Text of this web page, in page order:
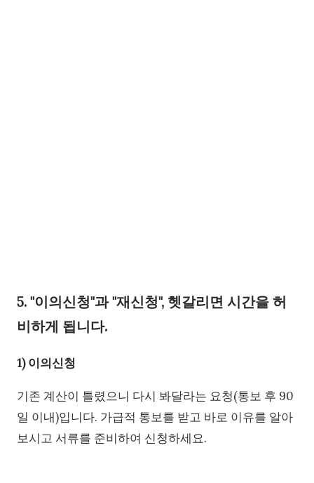
5. "이의신청"과 "재신청", 헷갈리면 시간을 허
비하게 됩니다.
1) 이의신청
기존 계산이 틀렸으니 다시 봐달라는 요청(통보 후 90
일 이내)입니다. 가급적 통보를 받고 바로 이유를 알아
보시고 서류를 준비하여 신청하세요.